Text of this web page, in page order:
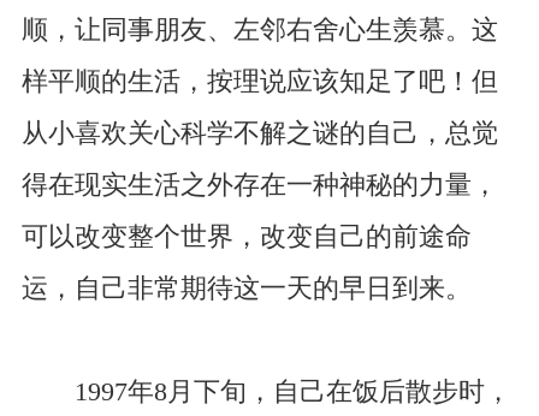
顺，让同事朋友、左邻右舍心生羡慕。这
样平顺的生活，按理说应该知足了吧！但
从小喜欢关心科学不解之谜的自己，总觉
得在现实生活之外存在一种神秘的力量，
可以改变整个世界，改变自己的前途命
运，自己非常期待这一天的早日到来。
1997年8月下旬，自己在饭后散步时，